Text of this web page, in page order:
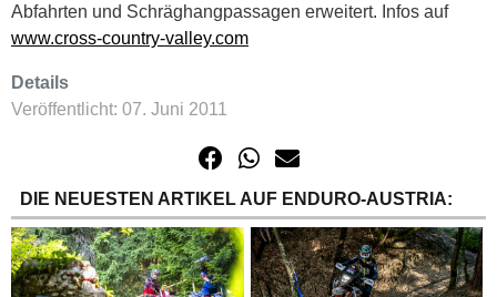
Abfahrten und Schräghangpassagen erweitert. Infos auf
www.cross-country-valley.com
Details
Veröffentlicht: 07. Juni 2011
DIE NEUESTEN ARTIKEL AUF ENDURO-AUSTRIA: